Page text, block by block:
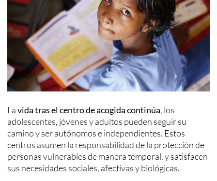
Lavida tras el centro de acogida continúa, los
adolescentes, jóvenes y adultos pueden seguir su
camino y ser autónomos e independientes. Estos
centros asumen la responsabilidad de la protección de
personas vulnerables de manera temporal, y satisfacen
sus necesidades sociales, afectivas y biológicas.